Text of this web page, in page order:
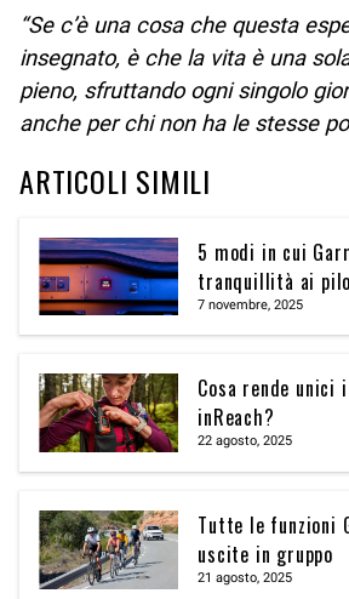
“Se c’è una cosa che questa
insegnato, è che la vita è una
pieno, sfruttando ogni singolo
anche per chi non ha le stesse
ARTICOLI SIMILI
5 modi in cui
tranquillità ai
7 novembre, 2025
Cosa rende unici
inReach?
22 agosto, 2025
Tutte le funzioni
uscite in gruppo
21 agosto, 2025